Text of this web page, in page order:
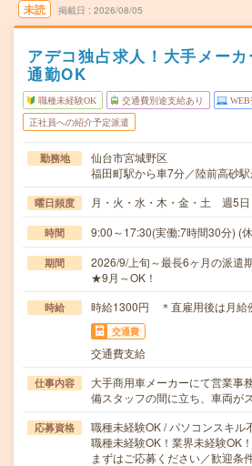
未読 掲載日 2026/08/05
アデコ独占求人！大手メー
通勤OK
職種未経験OK 交通費別途支給あり WEB
正社員への紹介予定派遣
勤務地
仙台市宮城野区
福田町駅から車7分／陸前高砂
曜日頻度 月・火・水・木・金・土 週5日
時間 9:00～17:30(実働:7時間30分) (
期間
2026/9/上旬～最長6ヶ月の派遣
★9月～OK！
時給 時給1300円 ＊直雇用後は月給
交通費
交通費支給
仕事内容
大手商用車メーカーにて営業事
備スタッフの間に立ち、車両が
応募資格
職種未経験OK / パソコンスキル
職種未経験OK！業界未経験OK
まずはご応募ください／歓迎条